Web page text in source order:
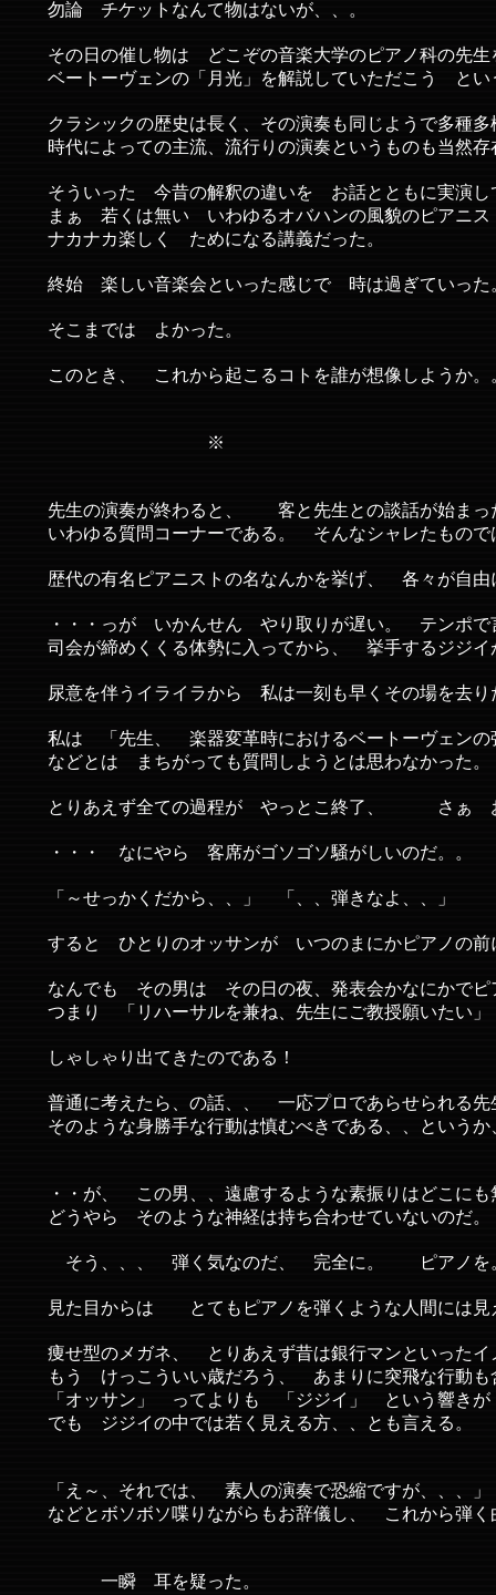
勿論 チケットなんて物はないが、、。
その日の催し物は どこぞの音楽大学のピアノ科の先生
ベートーヴェンの「月光」を解説していただこう とい
クラシックの歴史は長く、その演奏も同じようで多種多
時代によっての主流、流行りの演奏というものも当然存
そういった 今昔の解釈の違いを お話とともに実演し
まぁ 若くは無い いわゆるオバハンの風貌のピアニス
ナカナカ楽しく ためになる講義だった。
終始 楽しい音楽会といった感じで 時は過ぎていった
そこまでは よかった。
このとき、 これから起こるコトを誰が想像しようか。
※
先生の演奏が終わると、 客と先生との談話が始まっ
いわゆる質問コーナーである。 そんなシャレたもので
歴代の有名ピアニストの名なんかを挙げ、 各々が自由
・・・っが いかんせん やり取りが遅い。 テンポで
司会が締めくくる体勢に入ってから、 挙手するジジイ
尿意を伴うイライラから 私は一刻も早くその場を去り
私は 「先生、 楽器変革時におけるベートーヴェンの
などとは まちがっても質問しようとは思わなかった。
とりあえず全ての過程が やっとこ終了、 さぁ
・・・ なにやら 客席がゴソゴソ騒がしいのだ。
「～せっかくだから、、」 「、、弾きなよ、、」
すると ひとりのオッサンが いつのまにかピアノの前
なんでも その男は その日の夜、発表会かなにかでピ
つまり 「リハーサルを兼ね、先生にご教授願いたい
しゃしゃり出てきたのである！
普通に考えたら、の話、、 一応プロであらせられる先
そのような身勝手な行動は慎むべきである、、という
・・が、 この男、、遠慮するような素振りはどこにも
どうやら そのような神経は持ち合わせていないのだ。
そう、、、 弾く気なのだ、 完全に。 ピアノを
見た目からは とてもピアノを弾くような人間には見
痩せ型のメガネ、 とりあえず昔は銀行マンといったイ
もう けっこういい歳だろう、 あまりに突飛な行動も
「オッサン」 ってよりも 「ジジイ」 という響きが
でも ジジイの中では若く見える方、、とも言える。
「え～、それでは、 素人の演奏で恐縮ですが、、、」
などとボソボソ喋りながらもお辞儀し、 これから弾く
一瞬 耳を疑った。